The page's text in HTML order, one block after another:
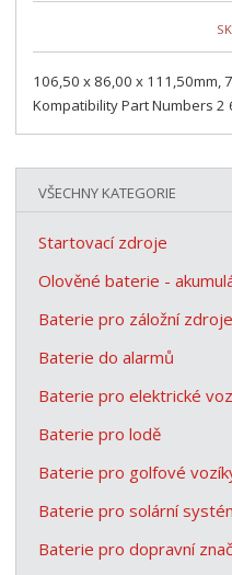
106,50 x 86,00 x 111,50mm,
Kompatibility Part Numbers 2
VŠECHNY KATEGORIE
Startovací zdroje
Olověné baterie -
Baterie pro záložní
Baterie do alarmů
Baterie pro elektrické
Baterie pro lodě
Baterie pro golfové
Baterie pro solární
Baterie pro dopravní